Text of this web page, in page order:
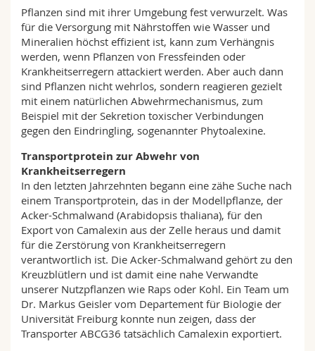
Pflanzen sind mit ihrer Umgebung fest verwurzelt. Was
für die Versorgung mit Nährstoffen wie Wasser und
Mineralien höchst effizient ist, kann zum Verhängnis
werden, wenn Pflanzen von Fressfeinden oder
Krankheitserregern attackiert werden. Aber auch dann
sind Pflanzen nicht wehrlos, sondern reagieren gezielt
mit einem natürlichen Abwehrmechanismus, zum
Beispiel mit der Sekretion toxischer Verbindungen
gegen den Eindringling, sogenannter Phytoalexine.
Transportprotein zur Abwehr von
Krankheitserregern
In den letzten Jahrzehnten begann eine zähe Suche nach
einem Transportprotein, das in der Modellpflanze, der
Acker-Schmalwand (Arabidopsis thaliana), für den
Export von Camalexin aus der Zelle heraus und damit
für die Zerstörung von Krankheitserregern
verantwortlich ist. Die Acker-Schmalwand gehört zu den
Kreuzblütlern und ist damit eine nahe Verwandte
unserer Nutzpflanzen wie Raps oder Kohl. Ein Team um
Dr. Markus Geisler vom Departement für Biologie der
Universität Freiburg konnte nun zeigen, dass der
Transporter ABCG36 tatsächlich Camalexin exportiert.